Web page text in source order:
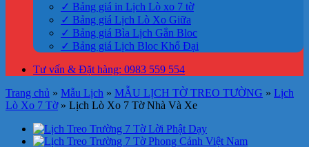
✓ Bảng giá in Lịch Lò xo 7 tờ
✓ Bảng giá Lịch Lò Xo Giữa
✓ Bảng giá Bìa Lịch Gắn Bloc
✓ Bảng giá Lịch Bloc Khổ Đại
Tư vấn & Đặt hàng: 0983 559 554
Trang chủ » Mẫu Lịch » MẪU LỊCH TỜ TREO TƯỜNG » Lịch
Lò Xo 7 Tờ » Lịch Lò Xo 7 Tờ Nhà Và Xe